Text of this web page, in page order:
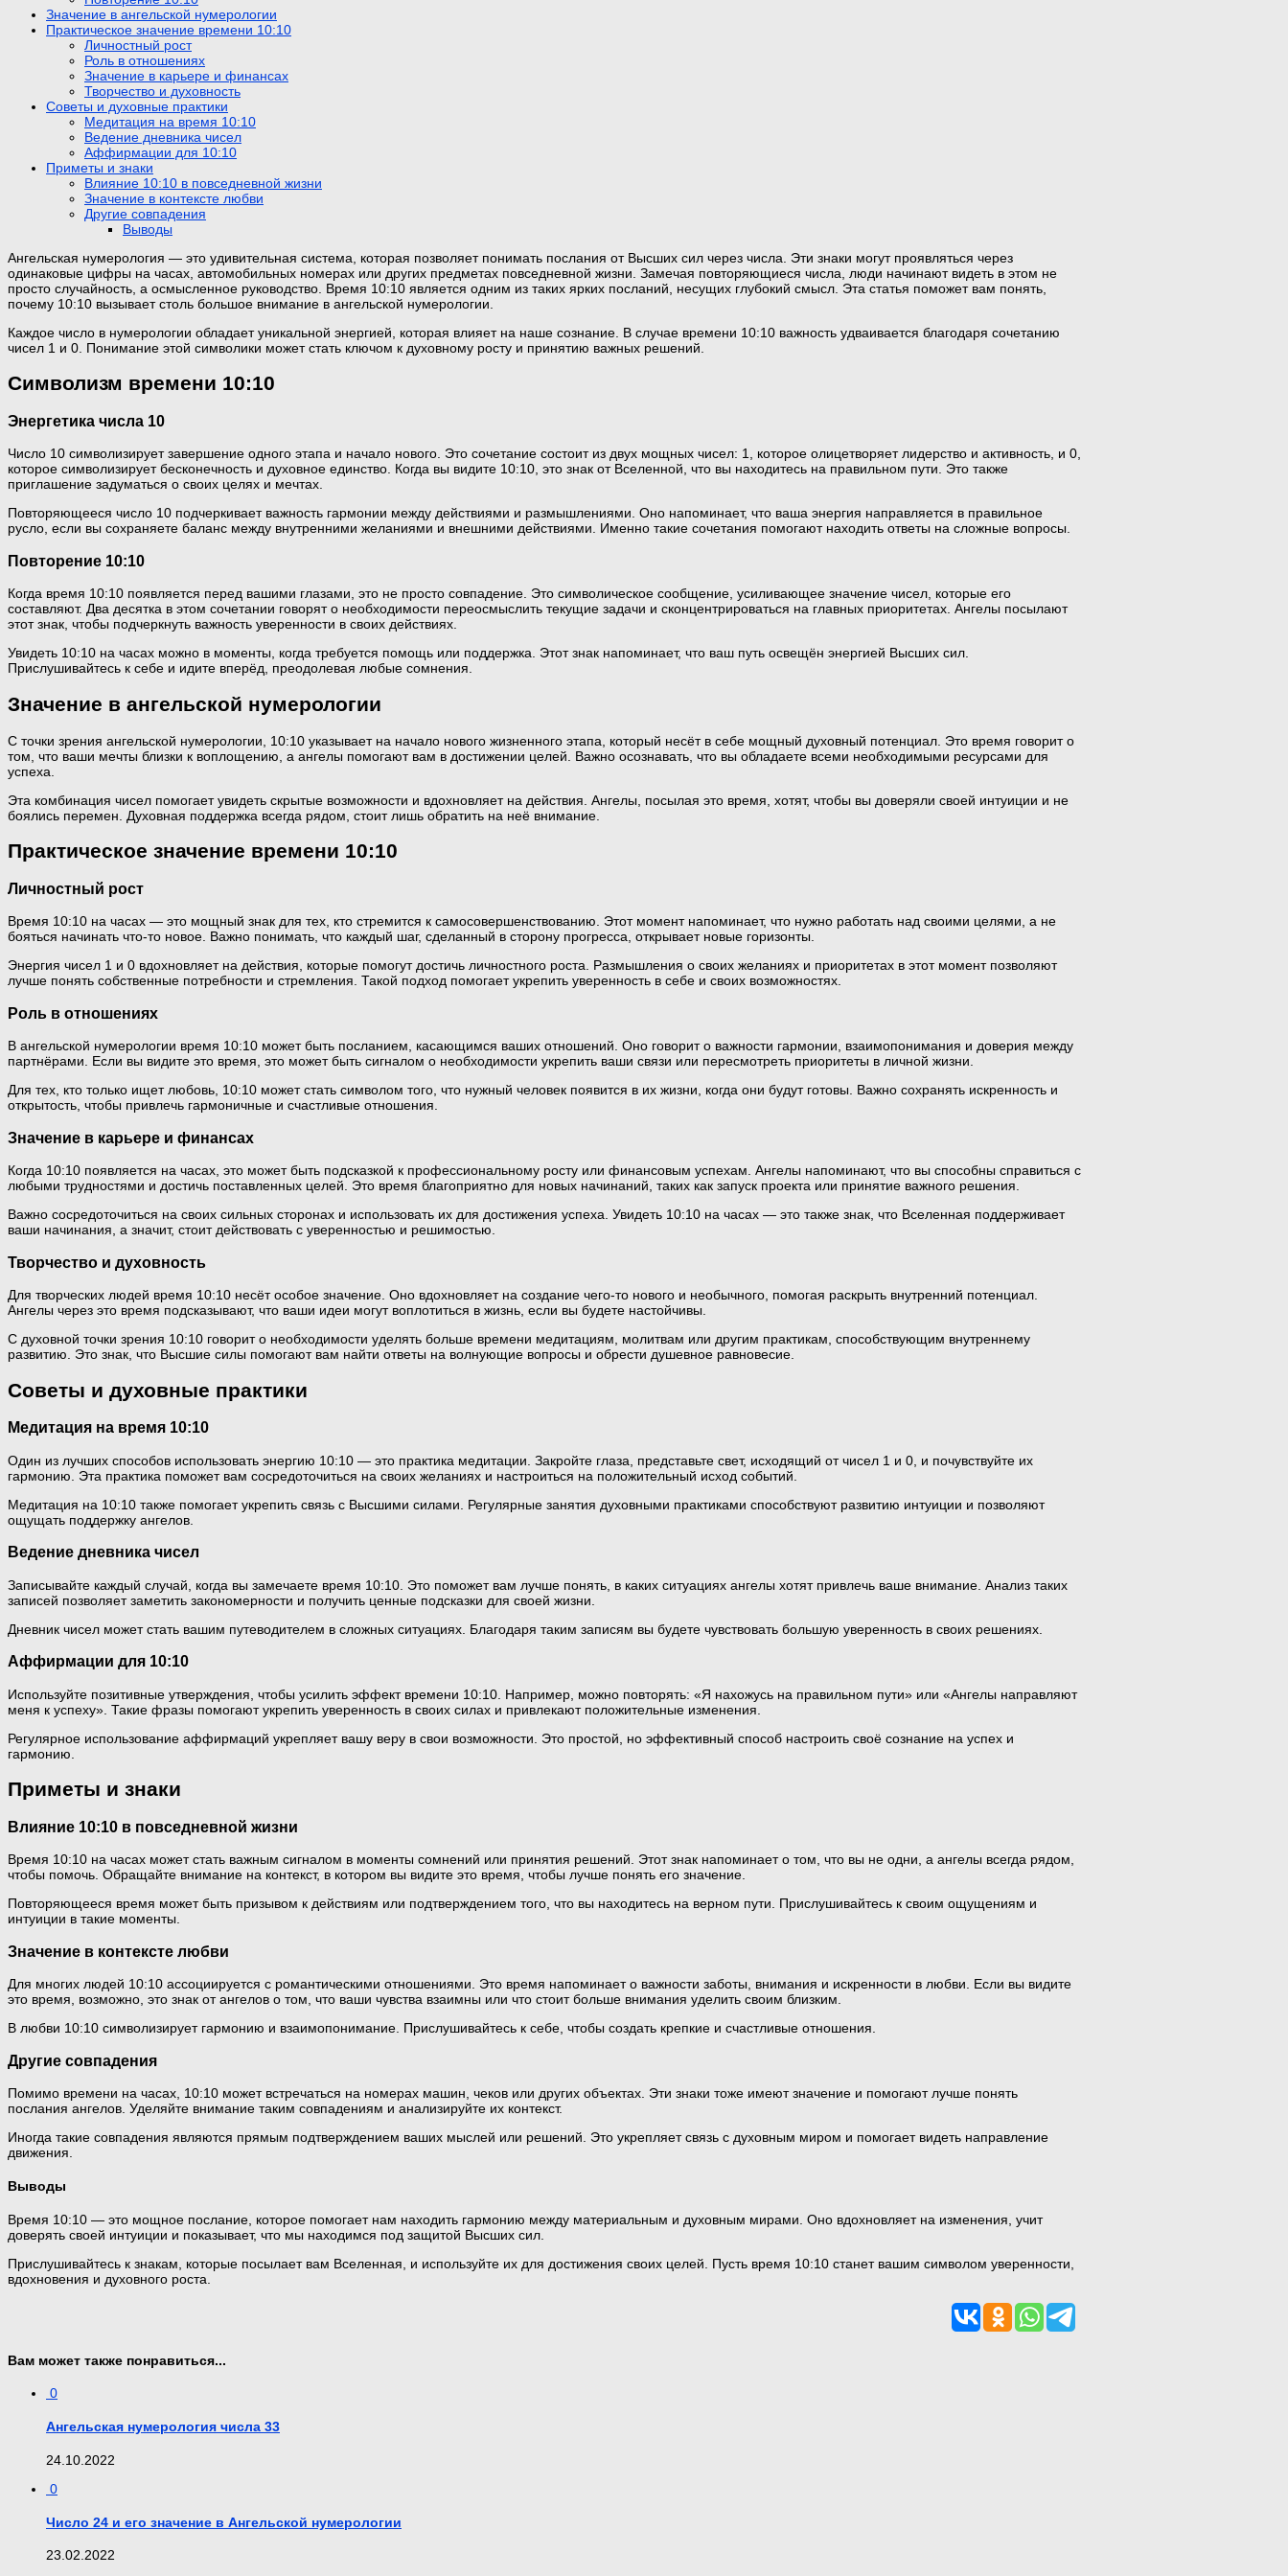
Значение в ангельской нумерологии
Практическое значение времени 10:10
Личностный рост
Роль в отношениях
Значение в карьере и финансах
Творчество и духовность
Советы и духовные практики
Медитация на время 10:10
Ведение дневника чисел
Аффирмации для 10:10
Приметы и знаки
Влияние 10:10 в повседневной жизни
Значение в контексте любви
Другие совпадения
Выводы
Ангельская нумерология — это удивительная система, которая позволяет понимать послания от Высших сил через числа. Эти знаки могут проявляться через
одинаковые цифры на часах, автомобильных номерах или других предметах повседневной жизни. Замечая повторяющиеся числа, люди начинают видеть в этом не
просто случайность, а осмысленное руководство. Время 10:10 является одним из таких ярких посланий, несущих глубокий смысл. Эта статья поможет вам понять,
почему 10:10 вызывает столь большое внимание в ангельской нумерологии.
Каждое число в нумерологии обладает уникальной энергией, которая влияет на наше сознание. В случае времени 10:10 важность удваивается благодаря сочетанию
чисел 1 и 0. Понимание этой символики может стать ключом к духовному росту и принятию важных решений.
Символизм времени 10:10
Энергетика числа 10
Число 10 символизирует завершение одного этапа и начало нового. Это сочетание состоит из двух мощных чисел: 1, которое олицетворяет лидерство и активность, и 0,
которое символизирует бесконечность и духовное единство. Когда вы видите 10:10, это знак от Вселенной, что вы находитесь на правильном пути. Это также
приглашение задуматься о своих целях и мечтах.
Повторяющееся число 10 подчеркивает важность гармонии между действиями и размышлениями. Оно напоминает, что ваша энергия направляется в правильное
русло, если вы сохраняете баланс между внутренними желаниями и внешними действиями. Именно такие сочетания помогают находить ответы на сложные вопросы.
Повторение 10:10
Когда время 10:10 появляется перед вашими глазами, это не просто совпадение. Это символическое сообщение, усиливающее значение чисел, которые его
составляют. Два десятка в этом сочетании говорят о необходимости переосмыслить текущие задачи и сконцентрироваться на главных приоритетах. Ангелы посылают
этот знак, чтобы подчеркнуть важность уверенности в своих действиях.
Увидеть 10:10 на часах можно в моменты, когда требуется помощь или поддержка. Этот знак напоминает, что ваш путь освещён энергией Высших сил.
Прислушивайтесь к себе и идите вперёд, преодолевая любые сомнения.
Значение в ангельской нумерологии
С точки зрения ангельской нумерологии, 10:10 указывает на начало нового жизненного этапа, который несёт в себе мощный духовный потенциал. Это время говорит о
том, что ваши мечты близки к воплощению, а ангелы помогают вам в достижении целей. Важно осознавать, что вы обладаете всеми необходимыми ресурсами для
успеха.
Эта комбинация чисел помогает увидеть скрытые возможности и вдохновляет на действия. Ангелы, посылая это время, хотят, чтобы вы доверяли своей интуиции и не
боялись перемен. Духовная поддержка всегда рядом, стоит лишь обратить на неё внимание.
Практическое значение времени 10:10
Личностный рост
Время 10:10 на часах — это мощный знак для тех, кто стремится к самосовершенствованию. Этот момент напоминает, что нужно работать над своими целями, а не
бояться начинать что-то новое. Важно понимать, что каждый шаг, сделанный в сторону прогресса, открывает новые горизонты.
Энергия чисел 1 и 0 вдохновляет на действия, которые помогут достичь личностного роста. Размышления о своих желаниях и приоритетах в этот момент позволяют
лучше понять собственные потребности и стремления. Такой подход помогает укрепить уверенность в себе и своих возможностях.
Роль в отношениях
В ангельской нумерологии время 10:10 может быть посланием, касающимся ваших отношений. Оно говорит о важности гармонии, взаимопонимания и доверия между
партнёрами. Если вы видите это время, это может быть сигналом о необходимости укрепить ваши связи или пересмотреть приоритеты в личной жизни.
Для тех, кто только ищет любовь, 10:10 может стать символом того, что нужный человек появится в их жизни, когда они будут готовы. Важно сохранять искренность и
открытость, чтобы привлечь гармоничные и счастливые отношения.
Значение в карьере и финансах
Когда 10:10 появляется на часах, это может быть подсказкой к профессиональному росту или финансовым успехам. Ангелы напоминают, что вы способны справиться с
любыми трудностями и достичь поставленных целей. Это время благоприятно для новых начинаний, таких как запуск проекта или принятие важного решения.
Важно сосредоточиться на своих сильных сторонах и использовать их для достижения успеха. Увидеть 10:10 на часах — это также знак, что Вселенная поддерживает
ваши начинания, а значит, стоит действовать с уверенностью и решимостью.
Творчество и духовность
Для творческих людей время 10:10 несёт особое значение. Оно вдохновляет на создание чего-то нового и необычного, помогая раскрыть внутренний потенциал.
Ангелы через это время подсказывают, что ваши идеи могут воплотиться в жизнь, если вы будете настойчивы.
С духовной точки зрения 10:10 говорит о необходимости уделять больше времени медитациям, молитвам или другим практикам, способствующим внутреннему
развитию. Это знак, что Высшие силы помогают вам найти ответы на волнующие вопросы и обрести душевное равновесие.
Советы и духовные практики
Медитация на время 10:10
Один из лучших способов использовать энергию 10:10 — это практика медитации. Закройте глаза, представьте свет, исходящий от чисел 1 и 0, и почувствуйте их
гармонию. Эта практика поможет вам сосредоточиться на своих желаниях и настроиться на положительный исход событий.
Медитация на 10:10 также помогает укрепить связь с Высшими силами. Регулярные занятия духовными практиками способствуют развитию интуиции и позволяют
ощущать поддержку ангелов.
Ведение дневника чисел
Записывайте каждый случай, когда вы замечаете время 10:10. Это поможет вам лучше понять, в каких ситуациях ангелы хотят привлечь ваше внимание. Анализ таких
записей позволяет заметить закономерности и получить ценные подсказки для своей жизни.
Дневник чисел может стать вашим путеводителем в сложных ситуациях. Благодаря таким записям вы будете чувствовать большую уверенность в своих решениях.
Аффирмации для 10:10
Используйте позитивные утверждения, чтобы усилить эффект времени 10:10. Например, можно повторять: «Я нахожусь на правильном пути» или «Ангелы направляют
меня к успеху». Такие фразы помогают укрепить уверенность в своих силах и привлекают положительные изменения.
Регулярное использование аффирмаций укрепляет вашу веру в свои возможности. Это простой, но эффективный способ настроить своё сознание на успех и
гармонию.
Приметы и знаки
Влияние 10:10 в повседневной жизни
Время 10:10 на часах может стать важным сигналом в моменты сомнений или принятия решений. Этот знак напоминает о том, что вы не одни, а ангелы всегда рядом,
чтобы помочь. Обращайте внимание на контекст, в котором вы видите это время, чтобы лучше понять его значение.
Повторяющееся время может быть призывом к действиям или подтверждением того, что вы находитесь на верном пути. Прислушивайтесь к своим ощущениям и
интуиции в такие моменты.
Значение в контексте любви
Для многих людей 10:10 ассоциируется с романтическими отношениями. Это время напоминает о важности заботы, внимания и искренности в любви. Если вы видите
это время, возможно, это знак от ангелов о том, что ваши чувства взаимны или что стоит больше внимания уделить своим близким.
В любви 10:10 символизирует гармонию и взаимопонимание. Прислушивайтесь к себе, чтобы создать крепкие и счастливые отношения.
Другие совпадения
Помимо времени на часах, 10:10 может встречаться на номерах машин, чеков или других объектах. Эти знаки тоже имеют значение и помогают лучше понять
послания ангелов. Уделяйте внимание таким совпадениям и анализируйте их контекст.
Иногда такие совпадения являются прямым подтверждением ваших мыслей или решений. Это укрепляет связь с духовным миром и помогает видеть направление
движения.
Выводы
Время 10:10 — это мощное послание, которое помогает нам находить гармонию между материальным и духовным мирами. Оно вдохновляет на изменения, учит
доверять своей интуиции и показывает, что мы находимся под защитой Высших сил.
Прислушивайтесь к знакам, которые посылает вам Вселенная, и используйте их для достижения своих целей. Пусть время 10:10 станет вашим символом уверенности,
вдохновения и духовного роста.
Вам может также понравиться...
0
Ангельская нумерология числа 33
24.10.2022
0
Число 24 и его значение в Ангельской нумерологии
23.02.2022